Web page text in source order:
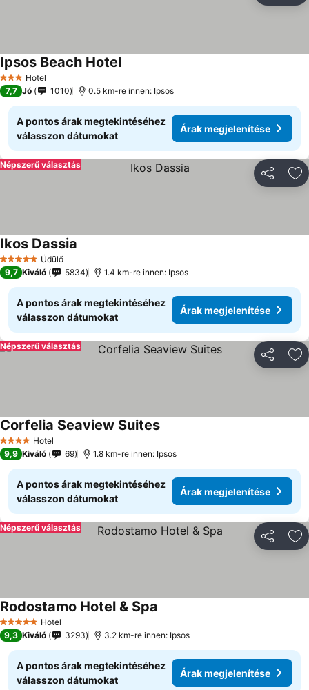
3 Kategória
Hotel
Ipsos Beach HotelÁrak megjelenítése
7,7 Jó 1010 0.5 km-re innen: Ipsos
A pontos árak megtekintéséhez
válasszon dátumokat
Árak megjelenítése
Népszerű választás
5 KategóriaÜdülő
Ikos Dassia
9,7 Kiváló 5834 1.4 km-re innen: Ipsos
A pontos árak megtekintéséhez
válasszon dátumokat
Árak megjelenítése
Népszerű választás
4 KategóriaHotel
Corfelia Seaview SuitesÁrak megjelenítése
9,9 Kiváló 69 1.8 km-re innen: Ipsos
A pontos árak megtekintéséhez
válasszon dátumokat
Árak megjelenítése
Népszerű választás
5 KategóriaHotel
Rodostamo Hotel & Spa
9,3 Kiváló 3293 3.2 km-re innen: Ipsos
A pontos árak megtekintéséhez
válasszon dátumokat
Árak megjelenítése